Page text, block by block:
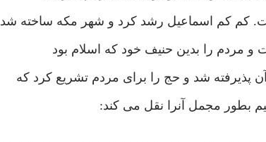
کم کم اسماعیل رشد کرد و شهر مکه ساخته شد
و مردم را بدین حنیف خود که اسلام بود
شد و حج را برای مردم تشریع کرد که
بطور مجمل آنرا نقل می کند: